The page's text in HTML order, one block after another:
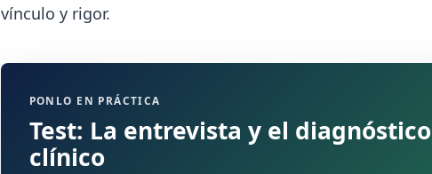
vínculo y rigor.
PONLO EN PRÁCTICA
Test: La entrevista y el diagnóstico
clínico